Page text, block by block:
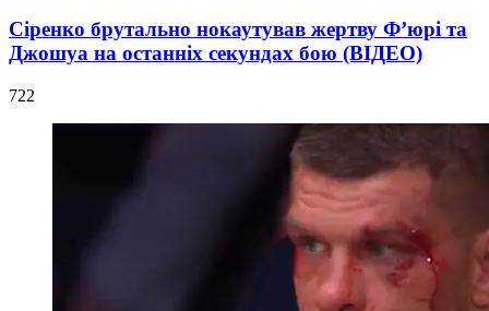
Сіренко брутально нокаутував жертву Ф’юрі та
Джошуа на останніх секундах бою (ВІДЕО)
722